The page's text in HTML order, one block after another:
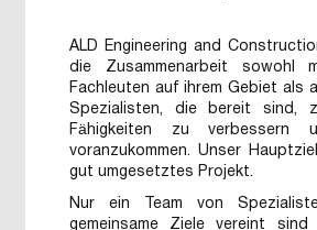
ALD Engineering and
die Zusammenarbeit sowohl
Fachleuten auf ihrem Gebiet als
Spezialisten, die bereit sind,
Fähigkeiten zu verbessern
voranzukommen. Unser
gut umgesetztes Projekt.
Nur ein Team von
gemeinsame Ziele vereint